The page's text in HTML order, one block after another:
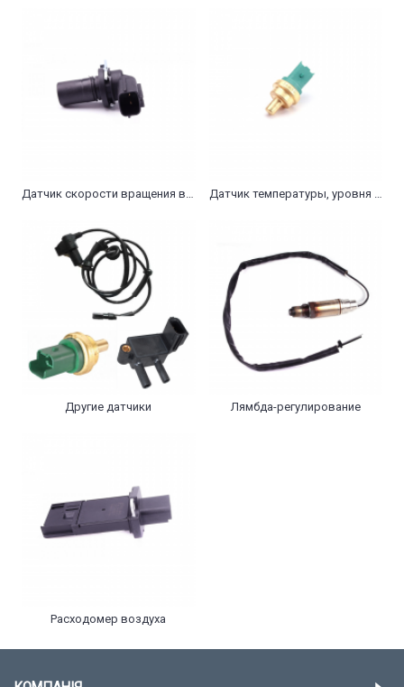
Датчик скорости вращения вала КПП Датчик температуры, уровня охл.жидкости
Другие датчики Лямбда-регулирование
Расходомер воздуха